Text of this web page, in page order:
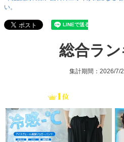
い。
総合ラ
集計期間：2026/7/